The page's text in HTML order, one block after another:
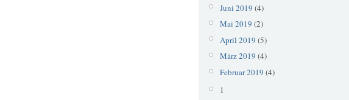
Juni 2019 (4)
Mai 2019 (2)
April 2019 (5)
März 2019 (4)
Februar 2019 (4)
1